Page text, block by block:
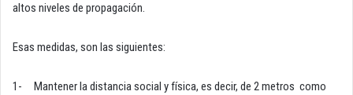
altos niveles de propagación.
Esas medidas, son las siguientes:
1- Mantener la distancia social y física, es decir, de 2 metros como